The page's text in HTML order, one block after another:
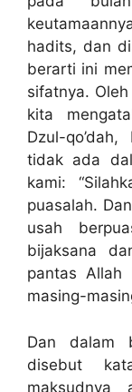
hadits, dan
berarti ini
sifatnya.
kita
Dzul-
tidak ada
kami:
puasalah.
usah
bijaksana
pantas Allah
masing-
Dan dalam
disebut
maksudnya